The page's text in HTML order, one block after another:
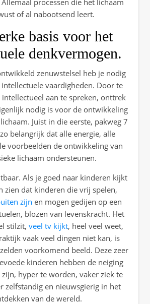
processen die het lichaam
of al nabootsend leert.
basis voor het
denkvermogen.
zenuwstelsel heb je nodig
vaardigheden. Door te
aan te spreken, onttrek
nodig is voor de ontwikkeling
Juist in die eerste, pakweg 7
belangrijk dat alle energie, alle
voorbeelden de ontwikkeling van
lichaam ondersteunen.
Als je goed naar kinderen kijkt
zien dat kinderen die vrij spelen,
zijn en mogen gedijen op een
blozen van levenskracht. Het
stilzit, veel tv kijkt, heel veel weet,
vaak veel dingen niet kan, is
voorkomend beeld. Deze zeer
kinderen hebben de neiging
hyper te worden, vaker ziek te
zelfstandig en nieuwsgierig in het
van de wereld.